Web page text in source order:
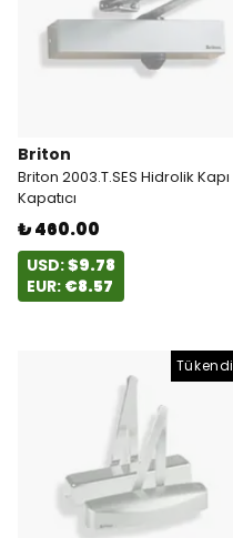
Briton
Briton 2003.T.SES Hidrolik Kapı
Kapatıcı
₺ 460.00
USD:$9.78
EUR: €8.57
Tükendi